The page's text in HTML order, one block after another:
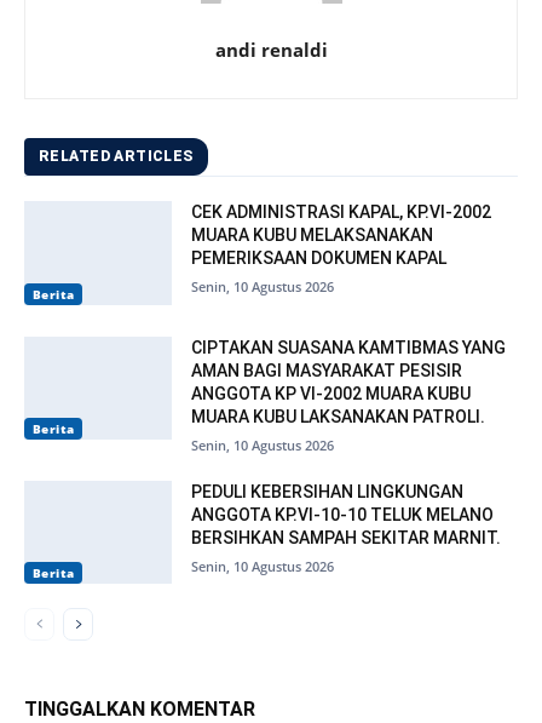
andi renaldi
RELATED ARTICLES
Berita
CEK ADMINISTRASI KAPAL, KP.VI-2002
MUARA KUBU MELAKSANAKAN
PEMERIKSAAN DOKUMEN KAPAL
Senin, 10 Agustus 2026
Berita
CIPTAKAN SUASANA KAMTIBMAS YANG
AMAN BAGI MASYARAKAT PESISIR
ANGGOTA KP VI-2002 MUARA KUBU
MUARA KUBU LAKSANAKAN PATROLI.
Senin, 10 Agustus 2026
Berita
PEDULI KEBERSIHAN LINGKUNGAN
ANGGOTA KP.VI-10-10 TELUK MELANO
BERSIHKAN SAMPAH SEKITAR MARNIT.
Senin, 10 Agustus 2026
TINGGALKAN KOMENTAR